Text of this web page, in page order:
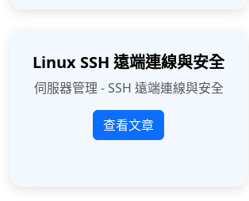
Linux SSH 遠端連線與安全
伺服器管理 - SSH 遠端連線與安全
查看文章